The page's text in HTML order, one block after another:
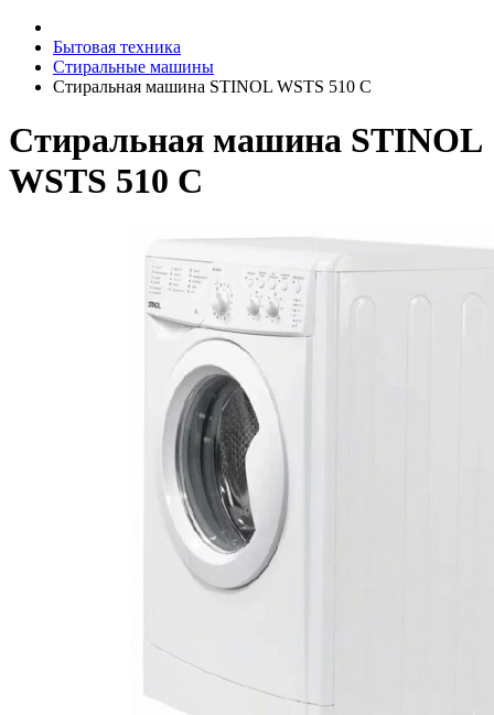
Бытовая техника
Стиральные машины
Стиральная машина STINOL WSTS 510 C
Стиральная машина STINOL
WSTS 510 C